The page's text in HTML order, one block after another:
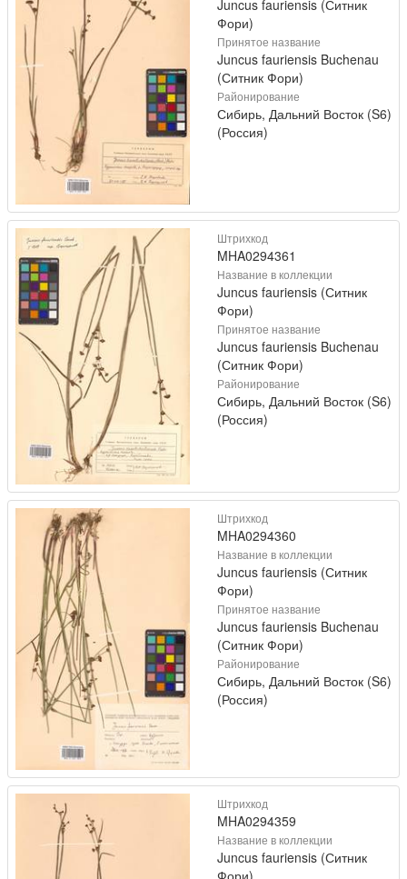
Juncus fauriensis (Ситник
Фори)
Принятое название
Juncus fauriensis Buchenau
(Ситник Фори)
Районирование
Сибирь, Дальний Восток (S6)
(Россия)
Штрихкод
MHA0294361
Название в коллекции
Juncus fauriensis (Ситник
Фори)
Принятое название
Juncus fauriensis Buchenau
(Ситник Фори)
Районирование
Сибирь, Дальний Восток (S6)
(Россия)
Штрихкод
MHA0294360
Название в коллекции
Juncus fauriensis (Ситник
Фори)
Принятое название
Juncus fauriensis Buchenau
(Ситник Фори)
Районирование
Сибирь, Дальний Восток (S6)
(Россия)
Штрихкод
MHA0294359
Название в коллекции
Juncus fauriensis (Ситник